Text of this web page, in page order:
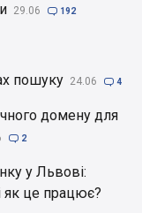
29.06  192
пошуку 24.06  4
домену для
 2
у Львові:
як це працює?